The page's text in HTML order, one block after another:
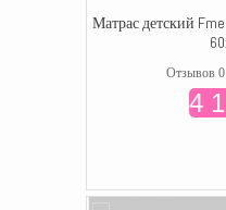
Матрас детский
Отзывов 0
4